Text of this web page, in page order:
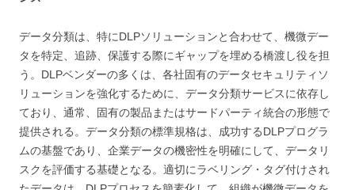
データ分類は、特にDLPソリューションと合わせて、機微デー
タを特定、追跡、保護する際にギャップを埋める橋渡し役を担
う。DLPベンダーの多くは、各社固有のデータセキュリティソ
リューションを強化するために、データ分類サービスに依存し
ており、通常、固有の製品またはサードパーティ統合の形態で
提供される。データ分類の標準規格は、成功するDLPプログラ
ムの基盤であり、企業データの機密性を明確にして、データリ
スクを評価する基礎となる。適切にラベリング・タグ付けされ